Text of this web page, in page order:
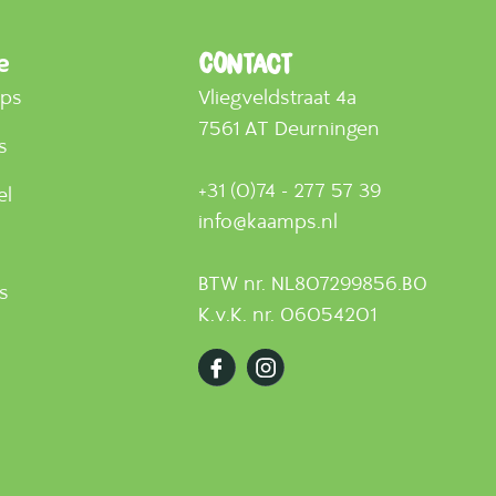
Contact
Vliegveldstraat 4a
7561 AT Deurningen
+31 (0)74 - 277 57 39
info@kaamps.nl
BTW nr. NL807299856.B0
K.v.K. nr. 06054201